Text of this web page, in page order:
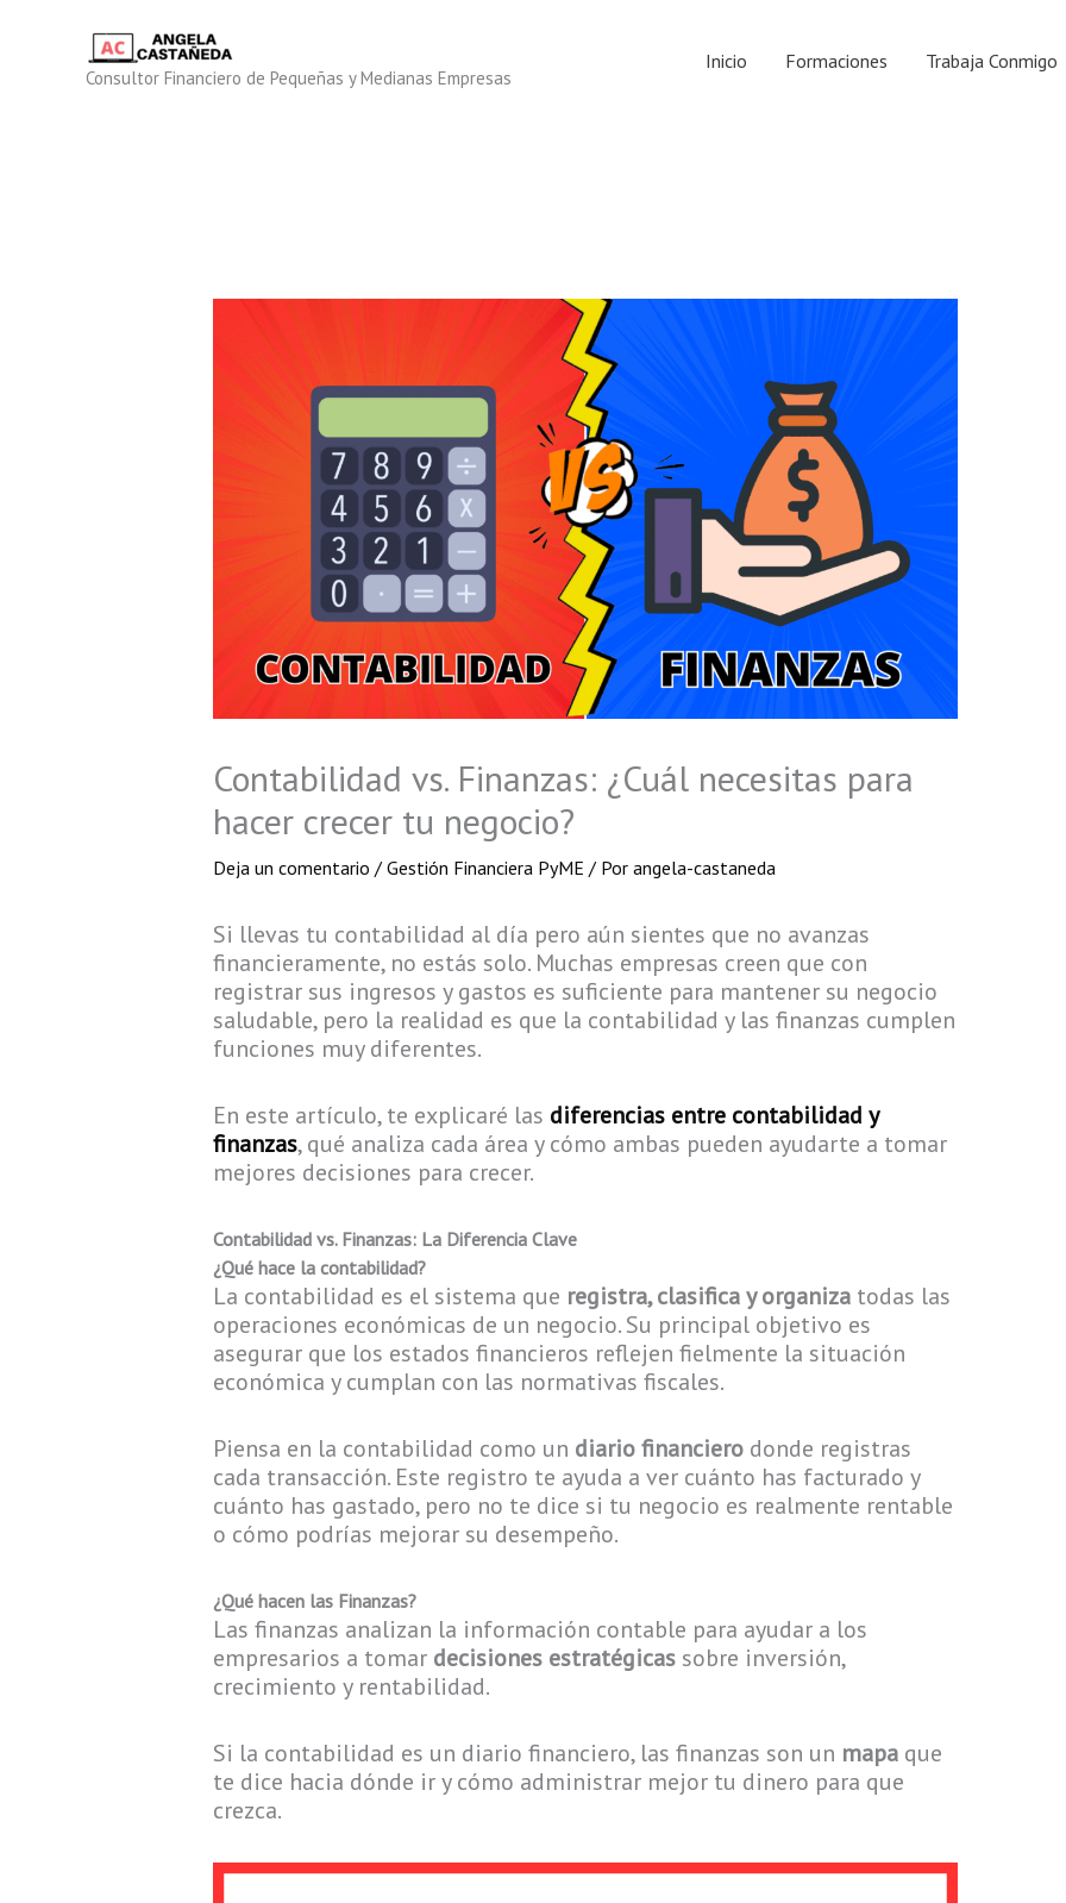
Consultor Financiero de Pequeñas y Medianas Empresas
Inicio Formaciones Trabaja Conmigo
Contabilidad vs. Finanzas: ¿Cuál necesitas para
hacer crecer tu negocio?
Deja un comentario / Gestión Financiera PyME / Por angela-castaneda
Si llevas tu contabilidad al día pero aún sientes que no avanzas
financieramente, no estás solo. Muchas empresas creen que con
registrar sus ingresos y gastos es suficiente para mantener su negocio
saludable, pero la realidad es que la contabilidad y las finanzas cumplen
funciones muy diferentes.
En este artículo, te explicaré las diferencias entre contabilidad y
finanzas, qué analiza cada área y cómo ambas pueden ayudarte a tomar
mejores decisiones para crecer.
Contabilidad vs. Finanzas: La Diferencia Clave
¿Qué hace la contabilidad?
La contabilidad es el sistema que registra, clasifica y organizatodas las
operaciones económicas de un negocio. Su principal objetivo es
asegurar que los estados financieros reflejen fielmente la situación
económica y cumplan con las normativas fiscales.
Piensa en la contabilidad como un diario financierodonde registras
cada transacción. Este registro te ayuda a ver cuánto has facturado y
cuánto has gastado, pero no te dice si tu negocio es realmente rentable
o cómo podrías mejorar su desempeño.
¿Qué hacen las Finanzas?
Las finanzas analizan la información contable para ayudar a los
empresarios a tomar decisiones estratégicassobre inversión,
crecimiento y rentabilidad.
Si la contabilidad es un diario financiero, las finanzas son un mapaque
te dice hacia dónde ir y cómo administrar mejor tu dinero para que
crezca.